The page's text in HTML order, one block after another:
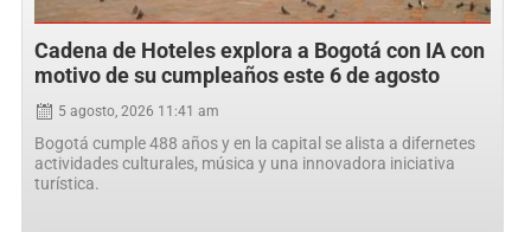
Cadena de Hoteles explora a Bogotá con IA con
motivo de su cumpleaños este 6 de agosto
5 agosto, 2026 11:41 am
Bogotá cumple 488 años y en la capital se alista a difernetes
actividades culturales, música y una innovadora iniciativa
turística.